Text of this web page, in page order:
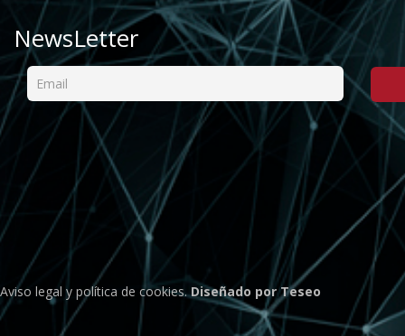
NewsLetter
Aviso legal y política de cookies.Diseñado por Teseo